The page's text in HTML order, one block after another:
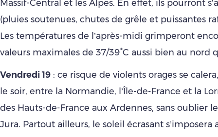
Massif-Central et les Alpes. En effet, ils pourront
(pluies soutenues, chutes de grêle et puissantes
Les températures de l’après-midi grimperont
valeurs maximales de 37/39°C aussi bien au nord
Vendredi 19 : ce risque de violents orages se
le soir, entre la Normandie, l’Île-de-France et la
des Hauts-de-France aux Ardennes, sans oublier
Jura. Partout ailleurs, le soleil écrasant s’imposera